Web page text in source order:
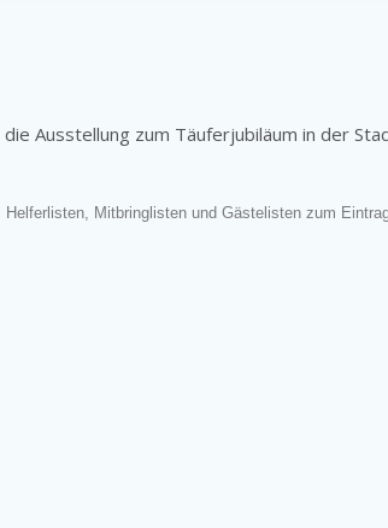
Ausstellung zum Täuferjubiläum in der
Mitbringlisten und Gästelisten zum